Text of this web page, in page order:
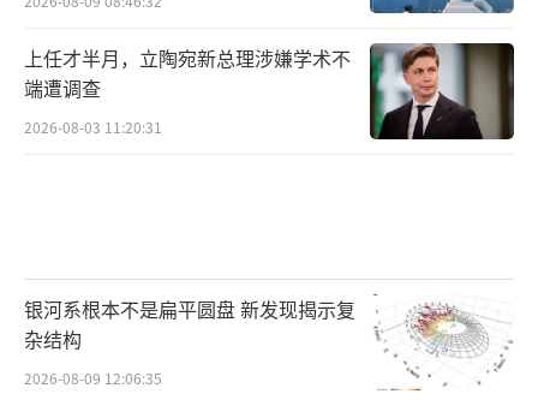
上任才半月，立陶宛新总理涉嫌学术不
端遭调查
2026-08-03 11:20:31
银河系根本不是扁平圆盘 新发现揭示复
杂结构
2026-08-09 12:06:35